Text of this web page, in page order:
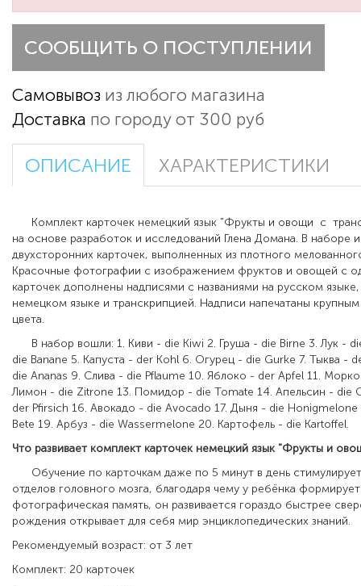
СООБЩИТЬ О ПОСТУПЛЕНИИ
Самовывоз из любого магазина
Доставка по городу от 300 руб
ОПИСАНИЕ ХАРАКТЕРИСТИКИ
Комплект карточек немецкий язык "Фрукты и овощи с
на основе разработок и исследований Глена Домана. В наборе
двухсторонних карточек, выполненных из плотного
Красочные фотографии с изображением фруктов и овощей с
карточек дополнены надписями с названиями на русском
немецком языке и транскрипцией. Надписи напечатаны
цвета.
В набор вошли: 1. Киви - die Kiwi 2. Груша - die Birne 3. Лук -
die Banane 5. Капуста - der Kohl 6. Огурец - die Gurke 7. Тыква -
die Ananas 9. Слива - die Pflaume 10. Яблоко - der Apfel 11.
Лимон - die Zitrone 13. Помидор - die Tomate 14. Апельсин - die
der Pfirsich 16. Авокадо - die Avocado 17. Дыня - die Honigmelone
Bete 19. Арбуз - die Wassermelone 20. Картофель - die Kartoffel.
Что развивает комплект карточек немецкий язык"Фрукты и
Обучение по карточкам даже по 5 минут в день стимулирует
отделов головного мозга, благодаря чему у ребёнка
фотографическая память, он развивается гораздо быстрее
рождения открывает для себя мир энциклопедических знаний.
Рекомендуемый возраст: от 3 лет
Комплект: 20 карточек